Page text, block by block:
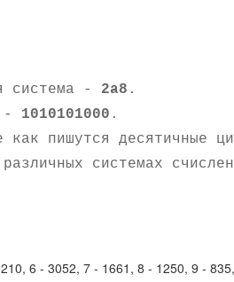
система - 2a8 .
- 1010101000 .
как пишутся десятичные
системах
6 - 3052, 7 - 1661, 8 - 1250, 9 -